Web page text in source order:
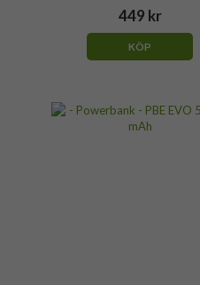
449 kr
KÖP